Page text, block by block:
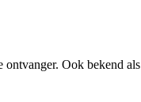
ontvanger. Ook bekend als